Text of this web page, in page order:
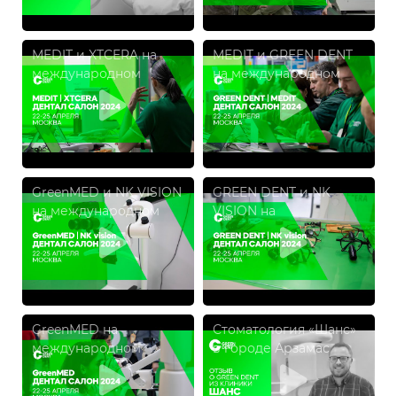
MEDIT и XTCERA на
международном
форуме и выставке
«ДЕНТАЛ САЛОН 2024»
MEDIT и GREEN DENT
на международном
форуме и выставке
«ДЕНТАЛ САЛОН 2024»
GreenMED и NK VISION
на международном
форуме и выставке
«ДЕНТАЛ САЛОН 2024»
GREEN DENT и NK
VISION на
международном
форуме и выставке
«ДЕНТАЛ САЛОН 2024»
GreenMED на
международном
форуме и выставке
«ДЕНТАЛ САЛОН 2024»
Стоматология «Шанс»
в городе Арзамас